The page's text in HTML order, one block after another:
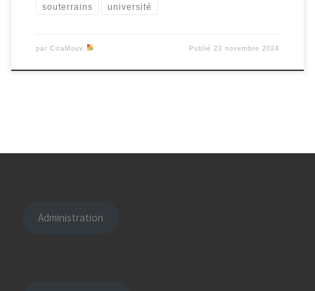
souterrains université
par CitaMouv Publié 23 novembre 2024
Administration